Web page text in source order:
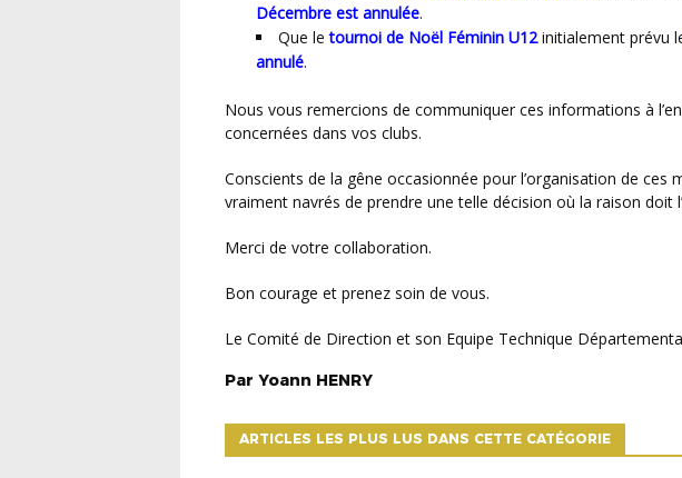
Décembre est annulée.
Que letournoi de Noël Féminin U12initialement prévu
annulé.
Nous vous remercions de communiquer ces informations à l’ensemble des personnes
concernées dans vos clubs.
Conscients de la gêne occasionnée pour l’organisation de ces manifestations sportives et
vraiment navrés de prendre une telle décision où la raison doit
Merci de votre collaboration.
Bon courage et prenez soin de vous.
Le Comité de Direction et son Equipe Technique
Par Yoann HENRY
ARTICLES LES PLUS LUS DANS CETTE CATÉGORIE